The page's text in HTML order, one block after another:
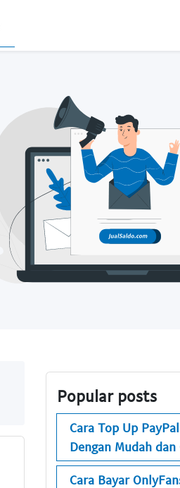
Popular posts
Cara Top Up
Dengan Mudah dan
Cara Bayar